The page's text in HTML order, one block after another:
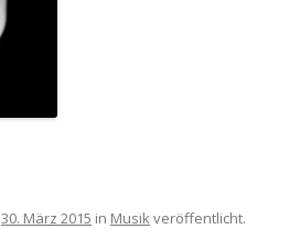
30. März 2015 in Musikveröffentlicht.